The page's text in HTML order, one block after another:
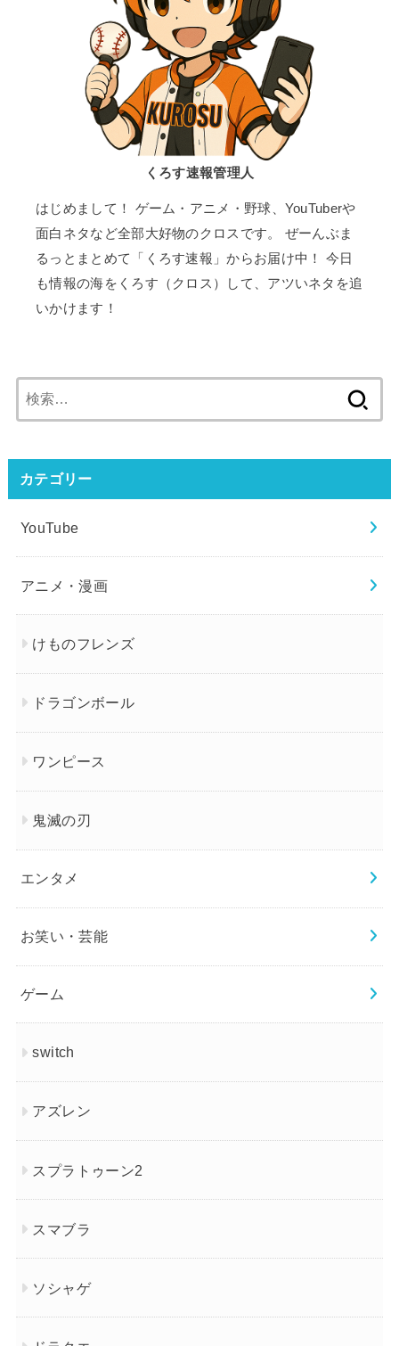
くろす速報管理人
はじめまして！ ゲーム・アニメ・野球、YouTuberや
面白ネタなど全部大好物のクロスです。 ぜーんぶま
るっとまとめて「くろす速報」からお届け中！ 今日
も情報の海をくろす（クロス）して、アツいネタを追
いかけます！
索:
カテゴリー
YouTube
アニメ・漫画
けものフレンズ
ドラゴンボール
ワンピース
鬼滅の刃
エンタメ
お笑い・芸能
ゲーム
switch
アズレン
スプラトゥーン2
スマブラ
ソシャゲ